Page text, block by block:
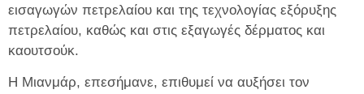
εισαγωγών πετρελαίου και της τεχνολογίας εξόρυξης
πετρελαίου, καθώς και στις εξαγωγές δέρματος και
καουτσούκ.
Η Μιανμάρ, επεσήμανε, επιθυμεί να αυξήσει τον